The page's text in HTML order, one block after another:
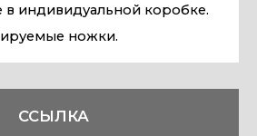
индивидуальной коробке.
ножки.
ССЫЛКА